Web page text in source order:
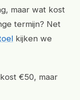
maar wat kost
termijn? Net
kijken we
€50, maar